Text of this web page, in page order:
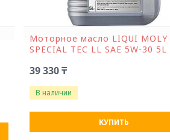
Моторное масло LIQUI MOLY
SPECIAL TEC LL SAE 5W-30 5L
39 330 ₸
В наличии
КУПИТЬ